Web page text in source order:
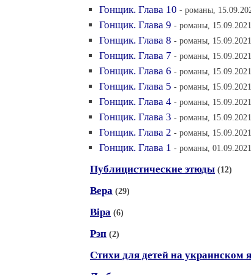
Гонщик. Глава 10 - романы,
Гонщик. Глава 9 - романы,
Гонщик. Глава 8 - романы,
Гонщик. Глава 7 - романы,
Гонщик. Глава 6 - романы,
Гонщик. Глава 5 - романы,
Гонщик. Глава 4 - романы,
Гонщик. Глава 3 - романы,
Гонщик. Глава 2 - романы,
Гонщик. Глава 1 - романы,
Публицистические этюды (12)
Вера (29)
Вiра (6)
Рэп (2)
Стихи для детей на украинском